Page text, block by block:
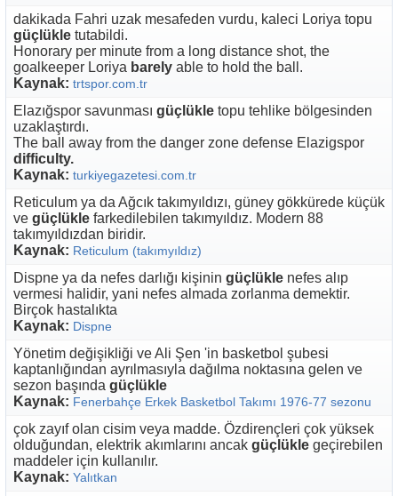
dakikada Fahri uzak mesafeden vurdu, kaleci Loriya topu
güçlükle tutabildi.
Honorary per minute from a long distance shot, the
goalkeeper Loriya barely able to hold the ball.
Kaynak: trtspor.com.tr
Elazığspor savunması güçlükle topu tehlike bölgesinden
uzaklaştırdı.
The ball away from the danger zone defense Elazigspor
difficulty.
Kaynak: turkiyegazetesi.com.tr
Reticulum ya da Ağcık takımyıldızı, güney gökkürede küçük
ve güçlükle farkedilebilen takımyıldız. Modern 88
takımyıldızdan biridir.
Kaynak: Reticulum (takımyıldız)
Dispne ya da nefes darlığı kişinin güçlükle nefes alıp
vermesi halidir, yani nefes almada zorlanma demektir.
Birçok hastalıkta
Kaynak: Dispne
Yönetim değişikliği ve Ali Şen 'in basketbol şubesi
kaptanlığından ayrılmasıyla dağılma noktasına gelen ve
sezon başında güçlükle
Kaynak: Fenerbahçe Erkek Basketbol Takımı 1976-77 sezonu
çok zayıf olan cisim veya madde. Özdirençleri çok yüksek
olduğundan, elektrik akımlarını ancak güçlükle geçirebilen
maddeler için kullanılır.
Kaynak: Yalıtkan